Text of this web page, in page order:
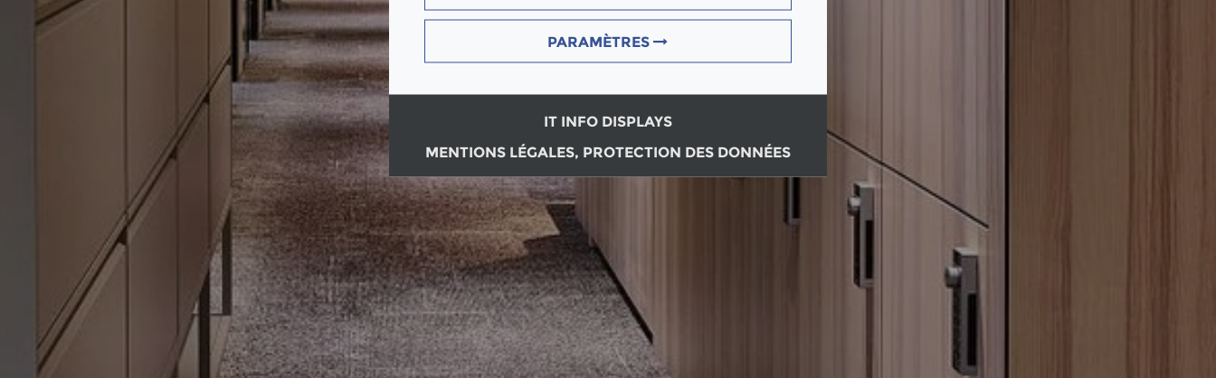
PARAMÈTRES
IT INFO DISPLAYS
MENTIONS LÉGALES, PROTECTION DES DONNÉES